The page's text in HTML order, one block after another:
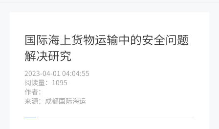
国际海上货物运输中的安全问题
解决研究
2023-04-01 04:04:55
阅读量：1095
作者：
来源：成都国际海运